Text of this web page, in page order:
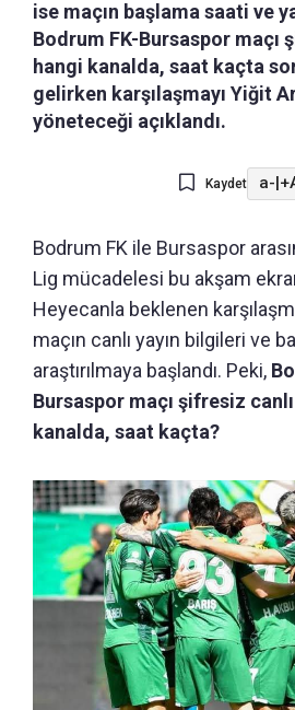
ise maçın başlama saati ve
Bodrum FK-Bursaspor maçı
hangi kanalda, saat kaçta
gelirken karşılaşmayı Yiğit
yöneteceği açıklandı.
Kaydet a-
Bodrum FK ile Bursaspor
Lig mücadelesi bu akşam
Heyecanla beklenen
maçın canlı yayın bilgileri ve
araştırılmaya başlandı. Peki,
Bursaspor maçı şifresiz
kanalda, saat kaçta?